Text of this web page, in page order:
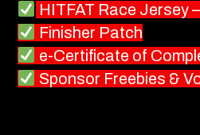
HITFAT Race Jersey
Finisher Patch
e-Certificate of
Sponsor Freebies &